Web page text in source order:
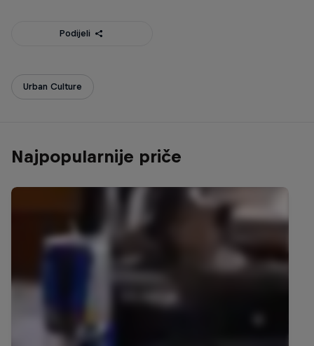
Podijeli
Urban Culture
Najpopularnije priče